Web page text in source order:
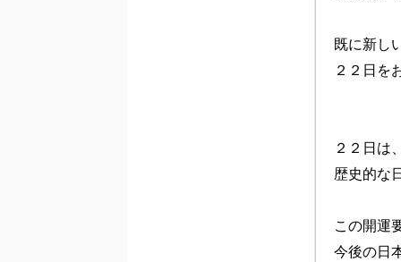
既に新し
２２日を
２２日は
歴史的な
この開運
今後の日